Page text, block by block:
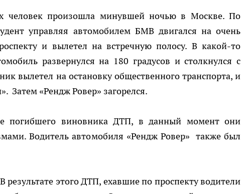
человек произошла минувшей ночью в Москве. По
управляя автомобилем БМВ двигался на очень
и вылетел на встречную полосу. В какой-то
развернулся на 180 градусов и столкнулся с
вылетел на остановку общественного транспорта, и
Затем «Рендж Ровер» загорелся.
погибшего виновника ДТП, в данный момент они
Водитель автомобиля «Рендж Ровер» также был
результате этого ДТП, ехавшие по проспекту водители